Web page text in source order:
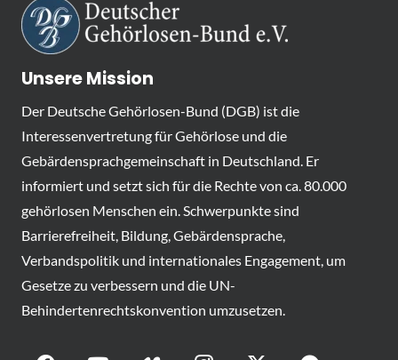
Unsere Mission
Der Deutsche Gehörlosen-Bund (DGB) ist die
Interessenvertretung für Gehörlose und die
Gebärdensprachgemeinschaft in Deutschland. Er
informiert und setzt sich für die Rechte von ca. 80.000
gehörlosen Menschen ein. Schwerpunkte sind
Barrierefreiheit, Bildung, Gebärdensprache,
Verbandspolitik und internationales Engagement, um
Gesetze zu verbessern und die UN-
Behindertenrechtskonvention umzusetzen.